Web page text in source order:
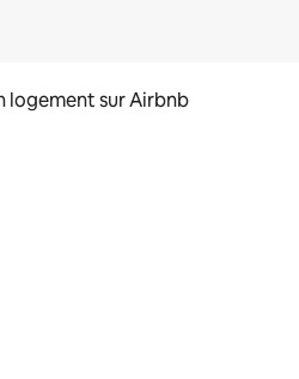
logement sur Airbnb